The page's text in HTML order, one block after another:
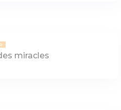
miracles